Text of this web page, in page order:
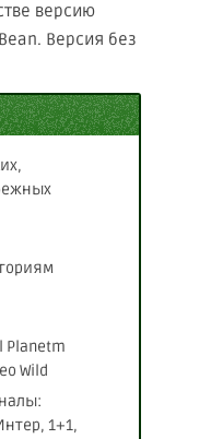
версию
Версия без
Planetm
Wild
1+1,